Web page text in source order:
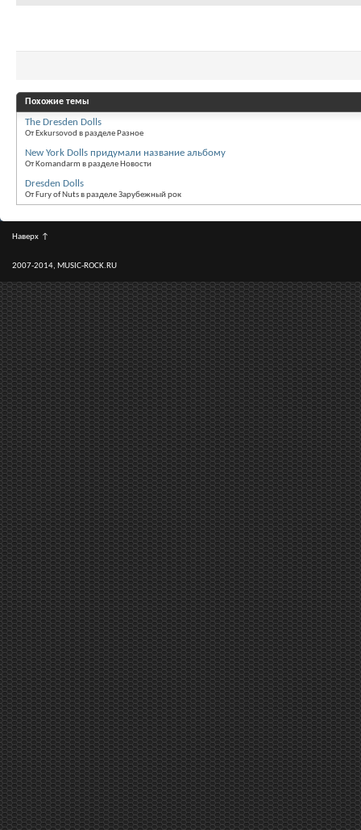
Похожие темы
The Dresden Dolls
От Exkursovod в разделе Разное
New York Dolls придумали название альбому
От Komandarm в разделе Новости
Dresden Dolls
От Fury of Nuts в разделе Зарубежный рок
Наверх ↑
2007-2014, MUSIC-ROCK.RU